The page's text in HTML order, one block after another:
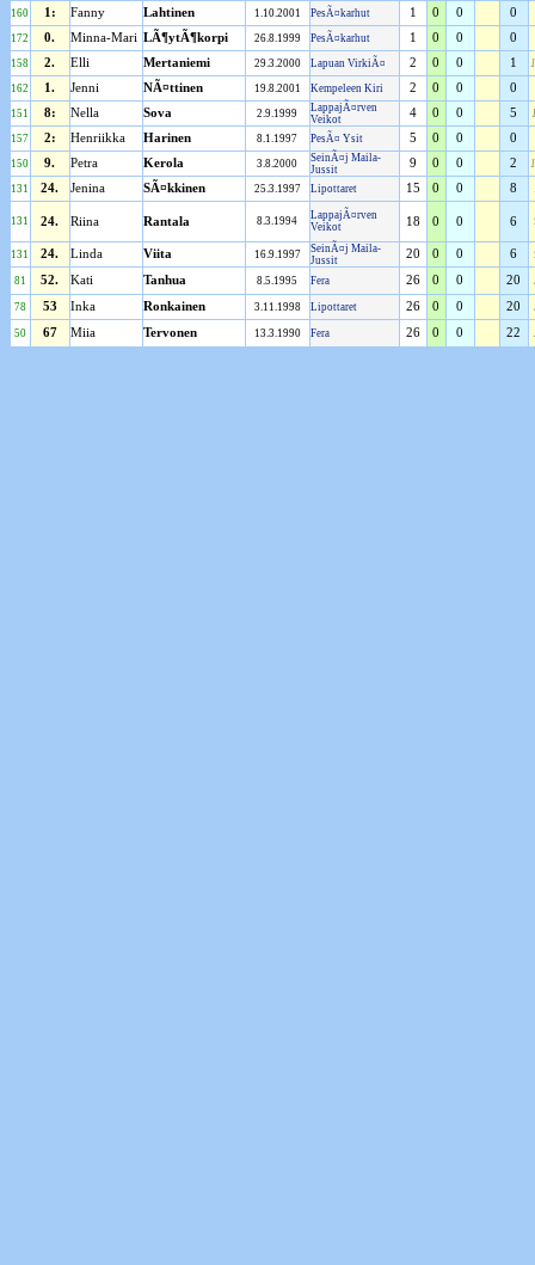
160 1: Fanny Lahtinen 1.10.2001 PesÃ¤karhut 1 0 0 0
172 0. Minna-Mari LÃ¶ytÃ¶korpi 26.8.1999 PesÃ¤karhut 1 0 0 0
158 2. Elli Mertaniemi 29.3.2000 Lapuan VirkiÃ¤ 2 0 0 1
162 1. Jenni NÃ¤ttinen 19.8.2001 Kempeleen Kiri 2 0 0 0
151 8: Nella Sova 2.9.1999
LappajÃ¤rven
Veikot
4 0 0 5
157 2: Henriikka Harinen 8.1.1997 PesÃ¤ Ysit 5 0 0 0
150 9. Petra Kerola 3.8.2000
SeinÃ¤j Maila-
Jussit
9 0 0 2
131 24. Jenina SÃ¤kkinen 25.3.1997 Lipottaret 15 0 0 8
131 24. Riina Rantala 8.3.1994
LappajÃ¤rven
Veikot
18 0 0 6
131 24. Linda Viita 16.9.1997
SeinÃ¤j Maila-
Jussit
20 0 0 6
81 52. Kati Tanhua 8.5.1995 Fera 26 0 0 20
78 53 Inka Ronkainen 3.11.1998 Lipottaret 26 0 0 20
50 67 Miia Tervonen 13.3.1990 Fera 26 0 0 22